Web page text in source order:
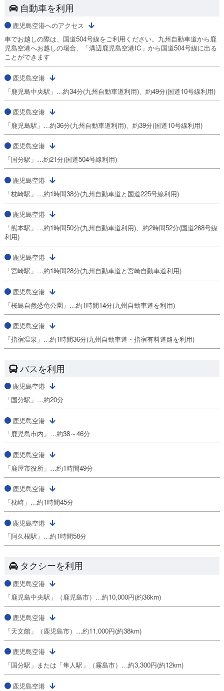
自動車を利用
鹿児島空港へのアクセス
車でお越しの際は、国道504号線をご利用ください。九州自動車道から鹿
児島空港へお越しの場合、「溝辺鹿児島空港IC」から国道504号線に出る
ことができます
鹿児島空港
「鹿児島中央駅」…約34分(九州自動車道利用)、約49分(国道10号線利用)
鹿児島空港
「鹿児島駅」…約36分(九州自動車道利用)、約39分(国道10号線利用)
鹿児島空港
「国分駅」…約21分(国道504号線利用)
鹿児島空港
「枕崎駅」…約1時間38分(九州自動車道と国道225号線利用)
鹿児島空港
「熊本駅」…約1時間50分(九州自動車道利用)、約2時間52分(国道268号線
利用)
鹿児島空港
「宮崎駅」…約1時間28分(九州自動車道と宮崎自動車道利用)
鹿児島空港
「桜島自然恐竜公園」…約1時間14分(九州自動車道を利用)
鹿児島空港
「指宿温泉」…約1時間36分(九州自動車道・指宿有料道路を利用)
バスを利用
鹿児島空港
「国分駅」…約20分
鹿児島空港
「鹿児島市内」…約38～46分
鹿児島空港
「鹿屋市役所」…約1時間49分
鹿児島空港
「枕崎」…約1時間45分
鹿児島空港
「阿久根駅」…約1時間58分
タクシーを利用
鹿児島空港
「鹿児島中央駅」（鹿児島市）…約10,000円(約36km)
鹿児島空港
「天文館」（鹿児島市）…約11,000円(約38km)
鹿児島空港
「国分駅」または「隼人駅」（霧島市）…約3,300円(約12km)
鹿児島空港